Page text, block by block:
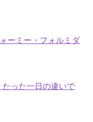
ーミー・フォルミダ
った一日の違いで